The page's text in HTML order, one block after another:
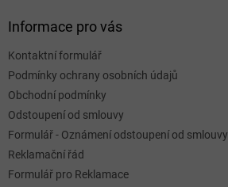
Informace pro vás
Kontaktní formulář
Podmínky ochrany osobních údajů
Obchodní podmínky
Odstoupení od smlouvy
Formulář - Oznámení odstoupení od smlouvy
Reklamační řád
Formulář pro Reklamace